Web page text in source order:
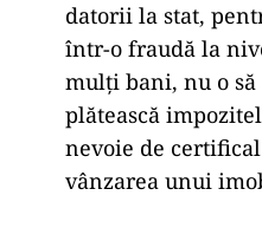
datorii la stat,
într-o fraudă la
mulți bani, nu o să
plătească
nevoie de
vânzarea unui